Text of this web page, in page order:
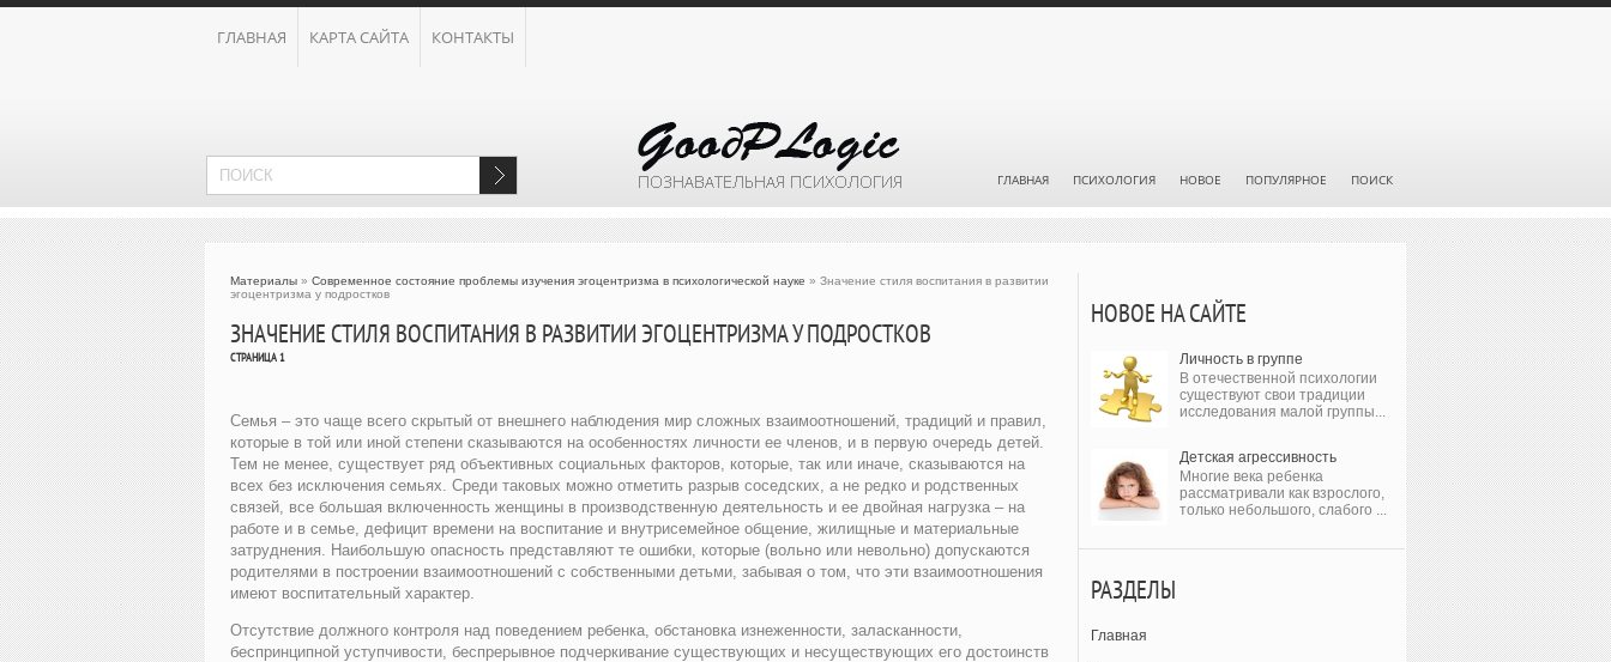
ГЛАВНАЯ КАРТА САЙТА КОНТАКТЫ
ГЛАВНАЯ ПСИХОЛОГИЯ НОВОЕ ПОПУЛЯРНОЕ ПОИСК
НОВОЕ НА САЙТЕ
Личность в группе
В отечественной психологии
существуют свои традиции
исследования малой группы...
Детская агрессивность
Многие века ребенка
рассматривали как взрослого,
только небольшого, слабого ...
РАЗДЕЛЫ
Главная
Материалы » Современное состояние проблемы изучения эгоцентризма в психологической науке » Значение стиля воспитания в развитии
эгоцентризма у подростков
ЗНАЧЕНИЕ СТИЛЯ ВОСПИТАНИЯ В РАЗВИТИИ ЭГОЦЕНТРИЗМА У ПОДРОСТКОВ
СТРАНИЦА 1
Семья – это чаще всего скрытый от внешнего наблюдения мир сложных взаимоотношений, традиций и правил,
которые в той или иной степени сказываются на особенностях личности ее членов, и в первую очередь детей.
Тем не менее, существует ряд объективных социальных факторов, которые, так или иначе, сказываются на
всех без исключения семьях. Среди таковых можно отметить разрыв соседских, а не редко и родственных
связей, все большая включенность женщины в производственную деятельность и ее двойная нагрузка – на
работе и в семье, дефицит времени на воспитание и внутрисемейное общение, жилищные и материальные
затруднения. Наибольшую опасность представляют те ошибки, которые (вольно или невольно) допускаются
родителями в построении взаимоотношений с собственными детьми, забывая о том, что эти взаимоотношения
имеют воспитательный характер.
Отсутствие должного контроля над поведением ребенка, обстановка изнеженности, заласканности,
беспринципной уступчивости, беспрерывное подчеркивание существующих и несуществующих его достоинств